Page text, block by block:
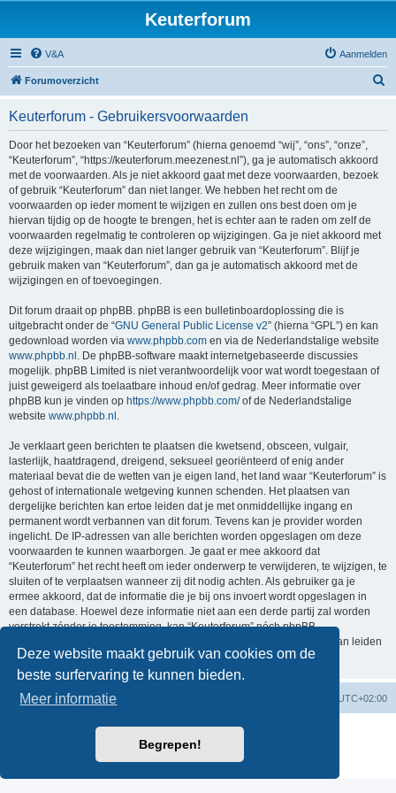
Deze website maakt gebruik van cookies om de
beste surfervaring te kunnen bieden.
Meer informatie
Begrepen!
Keuterforum
V&A Aanmelden
Forumoverzicht
Keuterforum - Gebruikersvoorwaarden
Door het bezoeken van “Keuterforum” (hierna genoemd “wij”, “ons”, “onze”,
“Keuterforum”, “https://keuterforum.meezenest.nl”), ga je automatisch akkoord
met de voorwaarden. Als je niet akkoord gaat met deze voorwaarden, bezoek
of gebruik “Keuterforum” dan niet langer. We hebben het recht om de
voorwaarden op ieder moment te wijzigen en zullen ons best doen om je
hiervan tijdig op de hoogte te brengen, het is echter aan te raden om zelf de
voorwaarden regelmatig te controleren op wijzigingen. Ga je niet akkoord met
deze wijzigingen, maak dan niet langer gebruik van “Keuterforum”. Blijf je
gebruik maken van “Keuterforum”, dan ga je automatisch akkoord met de
wijzigingen en of toevoegingen.
Dit forum draait op phpBB. phpBB is een bulletinboardoplossing die is
uitgebracht onder de “GNU General Public License v2” (hierna “GPL”) en kan
gedownload worden via www.phpbb.com en via de Nederlandstalige website
www.phpbb.nl . De phpBB-software maakt internetgebaseerde discussies
mogelijk. phpBB Limited is niet verantwoordelijk voor wat wordt toegestaan of
juist geweigerd als toelaatbare inhoud en/of gedrag. Meer informatie over
phpBB kun je vinden op https://www.phpbb.com/of de Nederlandstalige
website www.phpbb.nl .
Je verklaart geen berichten te plaatsen die kwetsend, obsceen, vulgair,
lasterlijk, haatdragend, dreigend, seksueel georiënteerd of enig ander
materiaal bevat die de wetten van je eigen land, het land waar “Keuterforum” is
gehost of internationale wetgeving kunnen schenden. Het plaatsen van
dergelijke berichten kan ertoe leiden dat je met onmiddellijke ingang en
permanent wordt verbannen van dit forum. Tevens kan je provider worden
ingelicht. De IP-adressen van alle berichten worden opgeslagen om deze
voorwaarden te kunnen waarborgen. Je gaat er mee akkoord dat
“Keuterforum” het recht heeft om ieder onderwerp te verwijderen, te wijzigen, te
sluiten of te verplaatsen wanneer zij dit nodig achten. Als gebruiker ga je
ermee akkoord, dat de informatie die je bij ons invoert wordt opgeslagen in
een database. Hoewel deze informatie niet aan een derde partij zal worden
verstrekt zónder je toestemming, kan “Keuterforum” nóch phpBB
verantwoordelijk worden gehouden voor een hackpoging die ertoe kan leiden
dat de gegevens vrijkomen.
Forumoverzicht UTC+02:00
Powered byphpBB® Forum Software © phpBB Limited
Nederlandse vertaling door
Privacy|Gebruikersvoorwaarden